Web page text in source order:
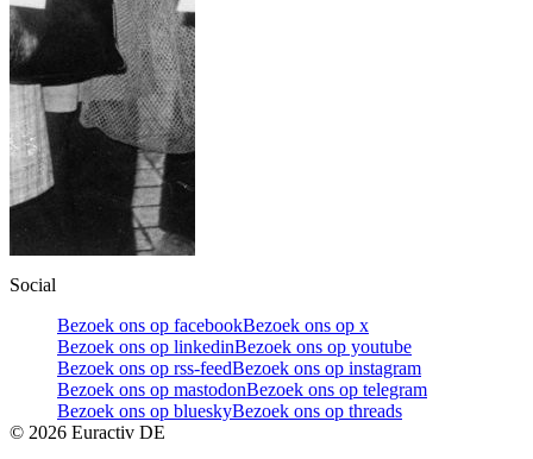
Social
Bezoek ons op facebookBezoek ons op x
Bezoek ons op linkedinBezoek ons op youtube
Bezoek ons op rss-feedBezoek ons op instagram
Bezoek ons op mastodonBezoek ons op telegram
Bezoek ons op blueskyBezoek ons op threads
© 2026 Euractiv DE